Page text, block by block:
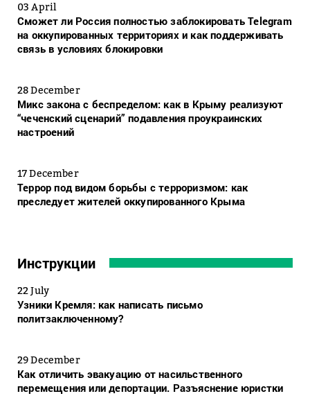
03 April
Сможет ли Россия полностью заблокировать Telegram
на оккупированных территориях и как поддерживать
связь в условиях блокировки
28 December
Микс закона с беспределом: как в Крыму реализуют
“чеченский сценарий” подавления проукраинских
настроений
17 December
Террор под видом борьбы с терроризмом: как
преследует жителей оккупированного Крыма
Инструкции
22 July
Узники Кремля: как написать письмо
политзаключенному?
29 December
Как отличить эвакуацию от насильственного
перемещения или депортации. Разъяснение юристки